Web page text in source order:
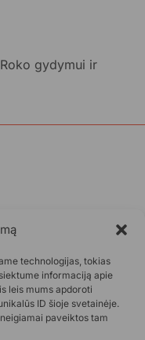
technologijas, tokias
informaciją apie
leis mums apdoroti
ID šioje svetainėje.
paveiktos tam
gydymui ir